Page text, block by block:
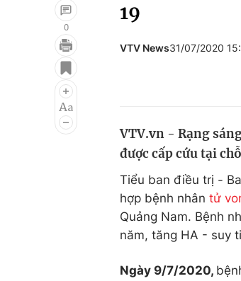
Điện ảnh
Âm nhạc
Chất
0
19
VTV News31/07/2020
VTV.vn - Rạng
được cấp cứu tại
Tiểu ban điều trị -
hợp bệnh nhân tử
Quảng Nam. Bệnh
năm, tăng HA - suy
Ngày 9/7/2020,